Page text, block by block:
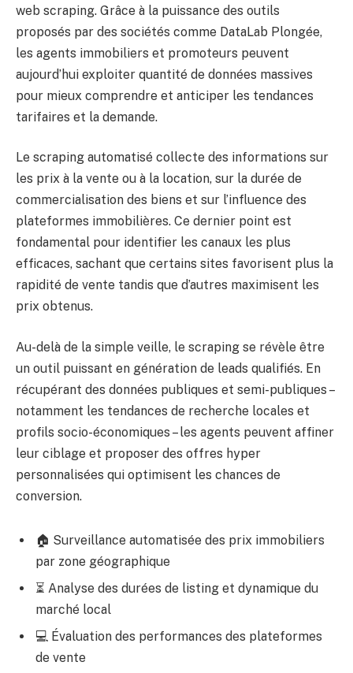
web scraping. Grâce à la puissance des outils
proposés par des sociétés comme DataLab Plongée,
les agents immobiliers et promoteurs peuvent
aujourd’hui exploiter quantité de données massives
pour mieux comprendre et anticiper les tendances
tarifaires et la demande.
Le scraping automatisé collecte des informations sur
les prix à la vente ou à la location, sur la durée de
commercialisation des biens et sur l’influence des
plateformes immobilières. Ce dernier point est
fondamental pour identifier les canaux les plus
efficaces, sachant que certains sites favorisent plus la
rapidité de vente tandis que d’autres maximisent les
prix obtenus.
Au-delà de la simple veille, le scraping se révèle être
un outil puissant en génération de leads qualifiés. En
récupérant des données publiques et semi-publiques –
notamment les tendances de recherche locales et
profils socio-économiques – les agents peuvent affiner
leur ciblage et proposer des offres hyper
personnalisées qui optimisent les chances de
conversion.
🏠 Surveillance automatisée des prix immobiliers
par zone géographique
⏳ Analyse des durées de listing et dynamique du
marché local
💻 Évaluation des performances des plateformes
de vente